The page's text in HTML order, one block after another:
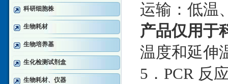
科研细胞株
生物耗材
生物培养基
生化检测试剂盒
生物耗材、仪器
运输：低温
产品仅用于
温度和延伸
5．PCR 反